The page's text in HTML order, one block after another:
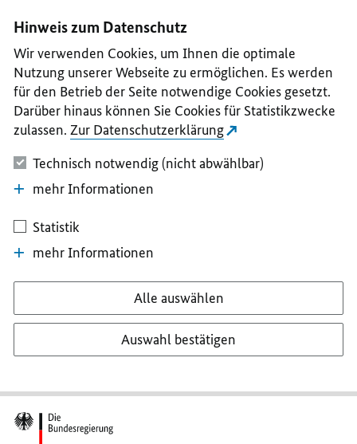
II
III
IV
V
Hinweis zum Datenschutz
Wir verwenden Cookies, um Ihnen die optimale
Nutzung unserer Webseite zu ermöglichen. Es werden
für den Betrieb der Seite notwendige Cookies gesetzt.
Darüber hinaus können Sie Cookies für Statistikzwecke
zulassen. Zur Datenschutzerklärung
Technisch notwendig (nicht abwählbar)
mehr Informationen
Statistik
mehr Informationen
Alle auswählen
Auswahl bestätigen